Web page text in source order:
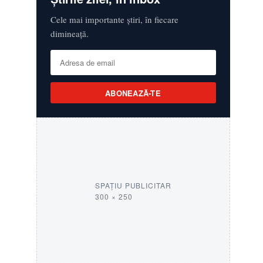
Cele mai importante știri, în fiecare
dimineață.
ABONEAZĂ-TE
SPAȚIU PUBLICITAR
300 × 250